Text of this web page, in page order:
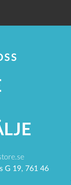
G 19, 761 46